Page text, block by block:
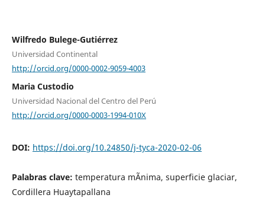
Wilfredo Bulege-Gutiérrez
Universidad Continental
http://orcid.org/0000-0002-9059-4003
Maria Custodio
Universidad Nacional del Centro del Perú
http://orcid.org/0000-0003-1994-010X
DOI: https://doi.org/10.24850/j-tyca-2020-02-06
Palabras clave: temperatura mÃ­nima, superficie glaciar,
Cordillera Huaytapallana